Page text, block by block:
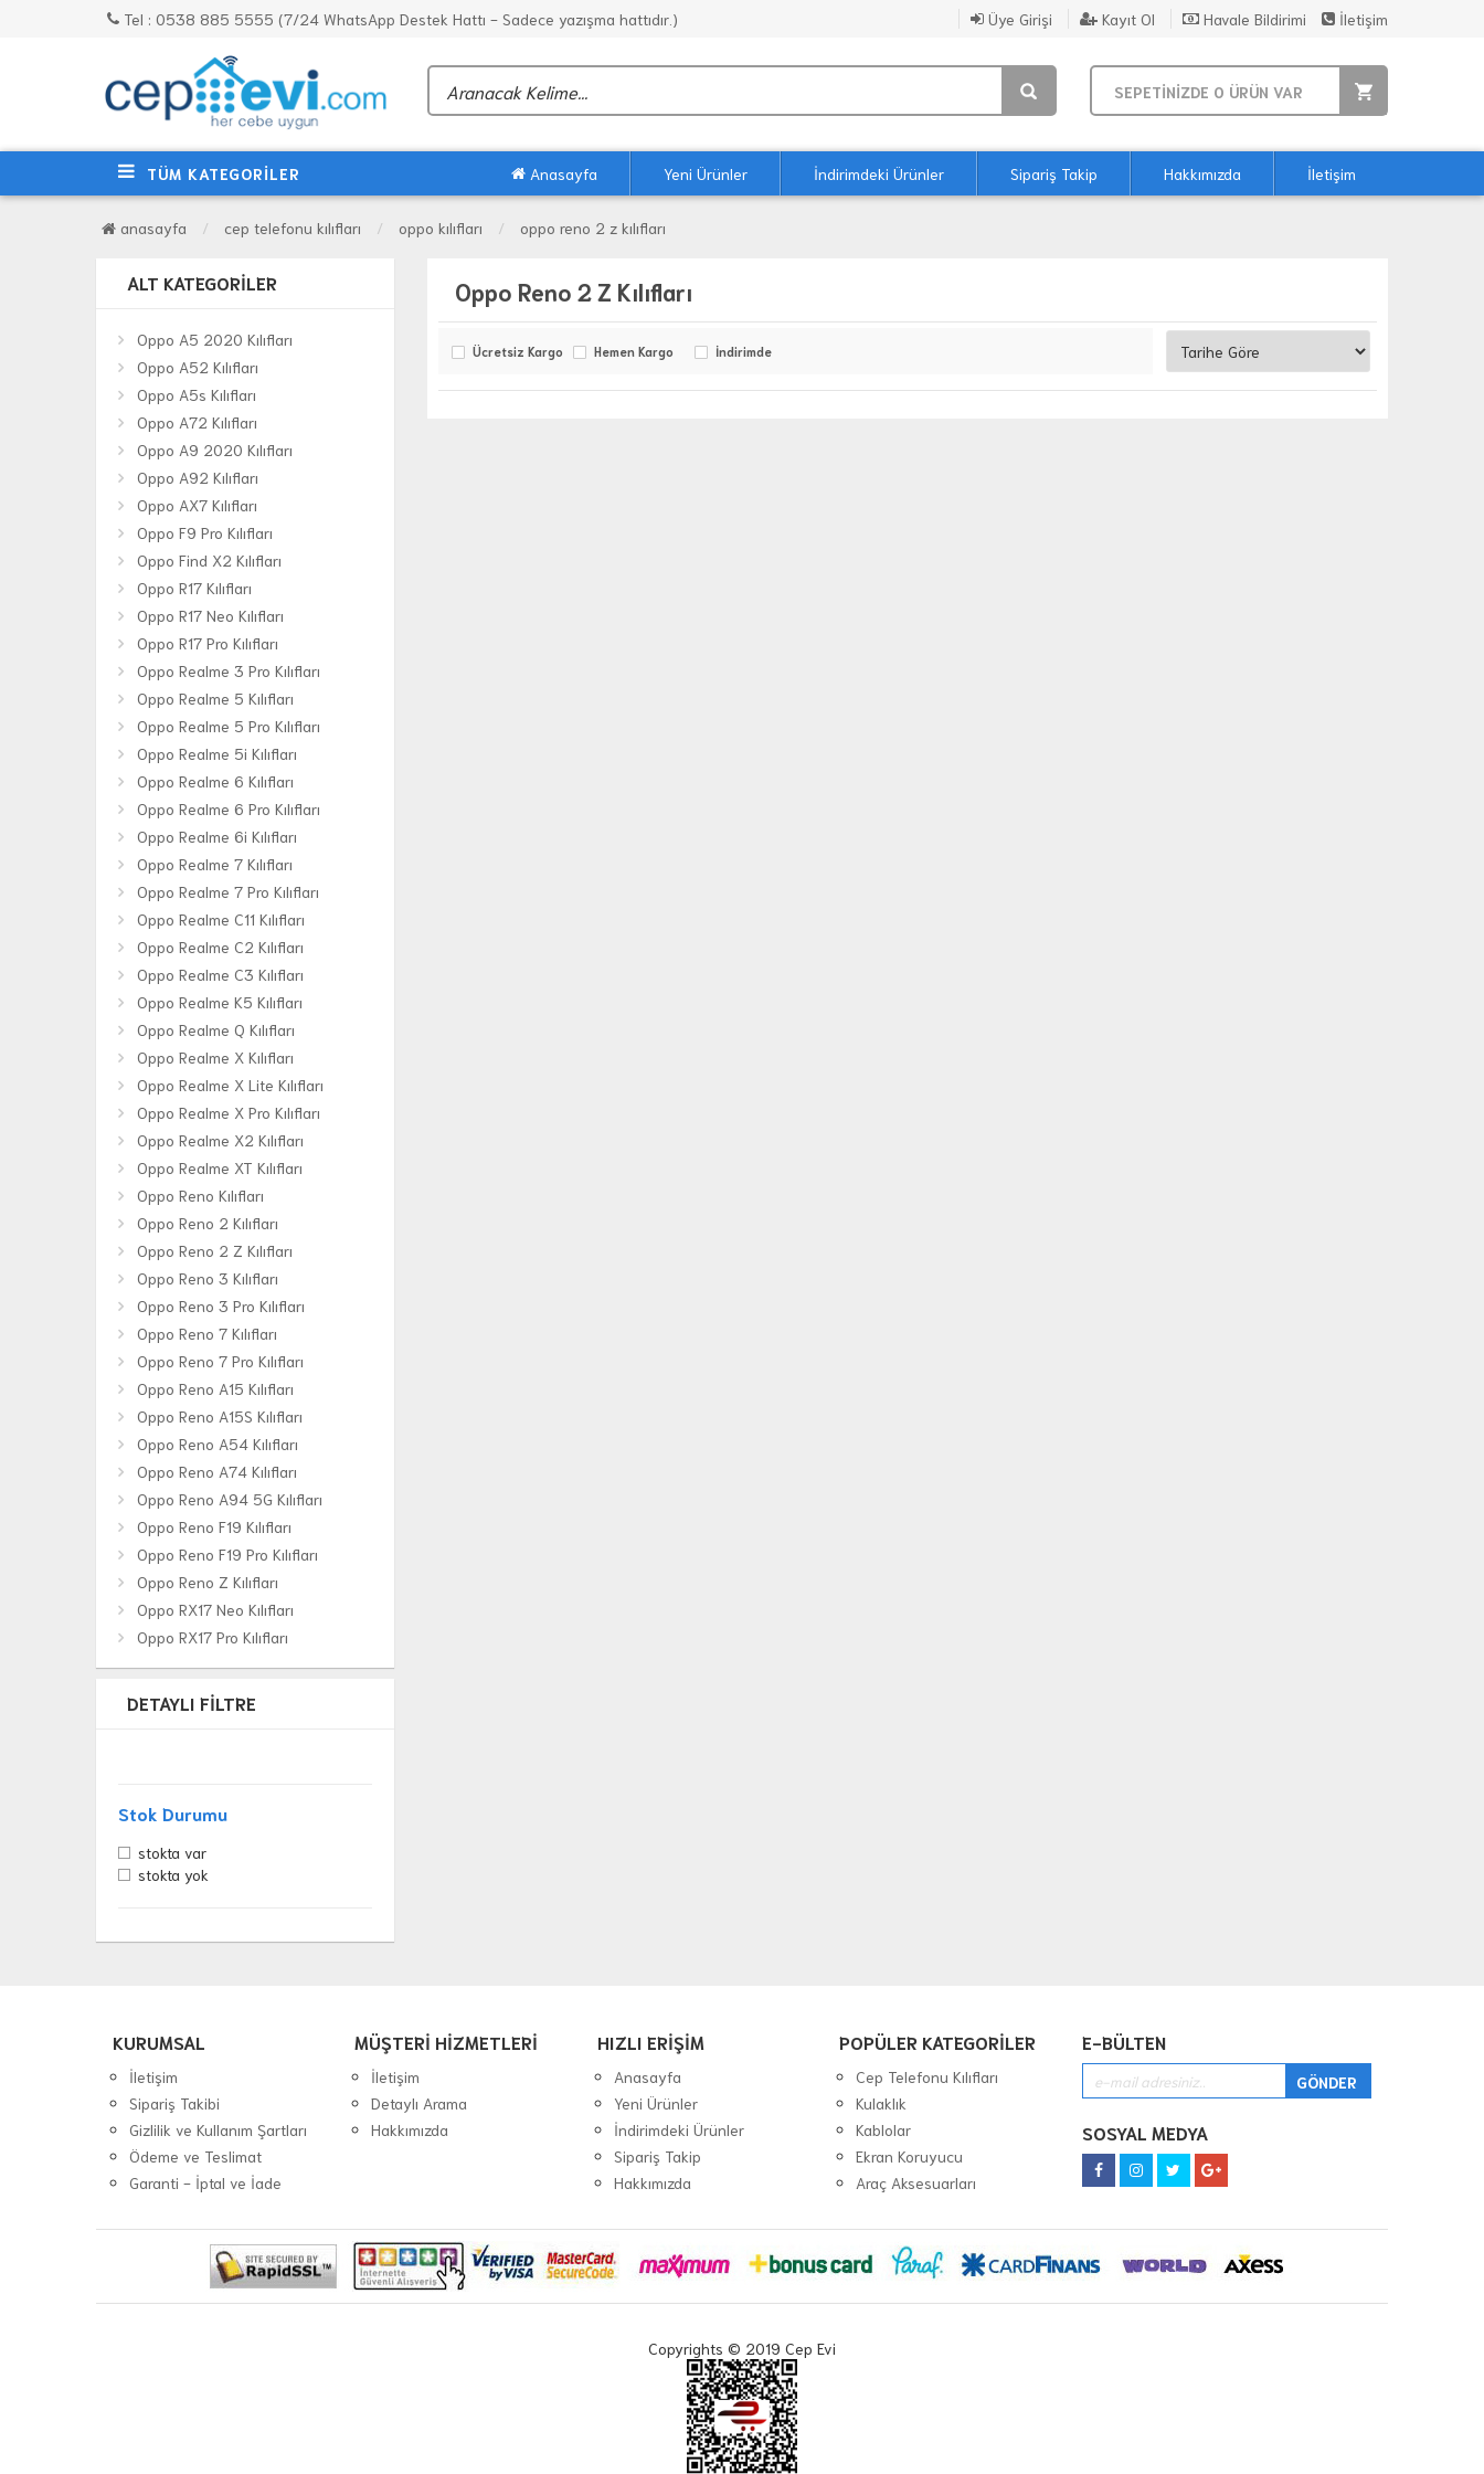
Tel : 0538 885 5555 (7/24 WhatsApp Destek Hattı - Sadece yazışma hattıdır.) Üye Girişi Kayıt Ol Havale Bildirimi İletişim
SEPETİNİZDE 0 ÜRÜN VAR
TÜM KATEGORİLER Anasayfa Yeni Ürünler İndirimdeki Ürünler Sipariş Takip Hakkımızda İletişim
anasayfa cep telefonu kılıfları oppo kılıfları oppo reno 2 z kılıfları
ALT KATEGORILER
Oppo A5 2020 Kılıfları
Oppo A52 Kılıfları
Oppo A5s Kılıfları
Oppo A72 Kılıfları
Oppo A9 2020 Kılıfları
Oppo A92 Kılıfları
Oppo AX7 Kılıfları
Oppo F9 Pro Kılıfları
Oppo Find X2 Kılıfları
Oppo R17 Kılıfları
Oppo R17 Neo Kılıfları
Oppo R17 Pro Kılıfları
Oppo Realme 3 Pro Kılıfları
Oppo Realme 5 Kılıfları
Oppo Realme 5 Pro Kılıfları
Oppo Realme 5i Kılıfları
Oppo Realme 6 Kılıfları
Oppo Realme 6 Pro Kılıfları
Oppo Realme 6i Kılıfları
Oppo Realme 7 Kılıfları
Oppo Realme 7 Pro Kılıfları
Oppo Realme C11 Kılıfları
Oppo Realme C2 Kılıfları
Oppo Realme C3 Kılıfları
Oppo Realme K5 Kılıfları
Oppo Realme Q Kılıfları
Oppo Realme X Kılıfları
Oppo Realme X Lite Kılıfları
Oppo Realme X Pro Kılıfları
Oppo Realme X2 Kılıfları
Oppo Realme XT Kılıfları
Oppo Reno Kılıfları
Oppo Reno 2 Kılıfları
Oppo Reno 2 Z Kılıfları
Oppo Reno 3 Kılıfları
Oppo Reno 3 Pro Kılıfları
Oppo Reno 7 Kılıfları
Oppo Reno 7 Pro Kılıfları
Oppo Reno A15 Kılıfları
Oppo Reno A15S Kılıfları
Oppo Reno A54 Kılıfları
Oppo Reno A74 Kılıfları
Oppo Reno A94 5G Kılıfları
Oppo Reno F19 Kılıfları
Oppo Reno F19 Pro Kılıfları
Oppo Reno Z Kılıfları
Oppo RX17 Neo Kılıfları
Oppo RX17 Pro Kılıfları
DETAYLI FILTRE
Stok Durumu
stokta var
stokta yok
Oppo Reno 2 Z Kılıfları
Ücretsiz Kargo Hemen Kargo İndirimde
KURUMSAL
İletişim
Sipariş Takibi
Gizlilik ve Kullanım Şartları
Ödeme ve Teslimat
Garanti - İptal ve İade
MÜŞTERİ HİZMETLERİ
İletişim
Detaylı Arama
Hakkımızda
HIZLI ERİŞİM
Anasayfa
Yeni Ürünler
İndirimdeki Ürünler
Sipariş Takip
Hakkımızda
POPÜLER KATEGORİLER
Cep Telefonu Kılıfları
Kulaklık
Kablolar
Ekran Koruyucu
Araç Aksesuarları
E-BÜLTEN
SOSYAL MEDYA
Copyrights © 2019 Cep Evi